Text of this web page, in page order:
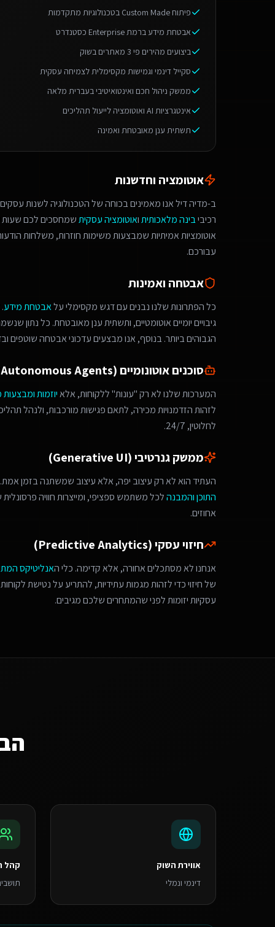
פיתוח Custom Made בטכנולוגיות מתקדמות
אבטחת מידע ברמת Enterprise כסטנדרט
ביצועים מהירים פי 3 מאתרים בשוק
סקייל דינמי וגמישות מקסימלית לצמיחה עסקית
ממשק ניהול חכם ואינטואיטיבי בעברית מלאה
אינטגרציות AI ואוטומציה לייעול תהליכים
תשתית ענן מאובטחת ואמינה
אוטומציה וחדשנות
ב-מדיה דיל אנו מאמינים בכוחה של הטכנולוגיה לשנות
רכיביבינה מלאכותיתואוטומציה עסקיתשמחסכים לכם שעות
אוטומציות אמיתיות שמבצעות משימות חוזרות, משלחות
עבורכם.
אבטחה ואמינות
כל הפתרונות שלנו נבנים עם דגש מקסימלי עלאבטחת מידע
גיבויים יומיים אוטומטיים, ותשתית ענן מאובטחת. כל נתון
הגבוהים ביותר. בנוסף, אנו מבצעים עדכוני אבטחה שוטפים
סוכנים אוטונומיים (Autonomous Agents)
המערכות שלנו לא רק "עונות" ללקוחות, אלאיוזמות
לחלוטין, 24/7.
ממשק גנרטיבי (Generative UI)
העתיד הוא לא רק עיצוב יפה, אלא עיצוב שמשתנה בזמן אמת.
התוכן והמבנהלכל משתמש ספציפי, ומייצרות חוויה
אחוזים.
חיזוי עסקי (Predictive Analytics)
אנחנו לא מסתכלים אחורה, אלא קדימה. כלי האנליטיקס
של חיזוי כדי לזהות מגמות עתידיות, להתריע על נטישת
עסקיות יזומות לפני שהמתחרים שלכם מגיבים.
אווירת השוק
דינמי ונמלי
קהל